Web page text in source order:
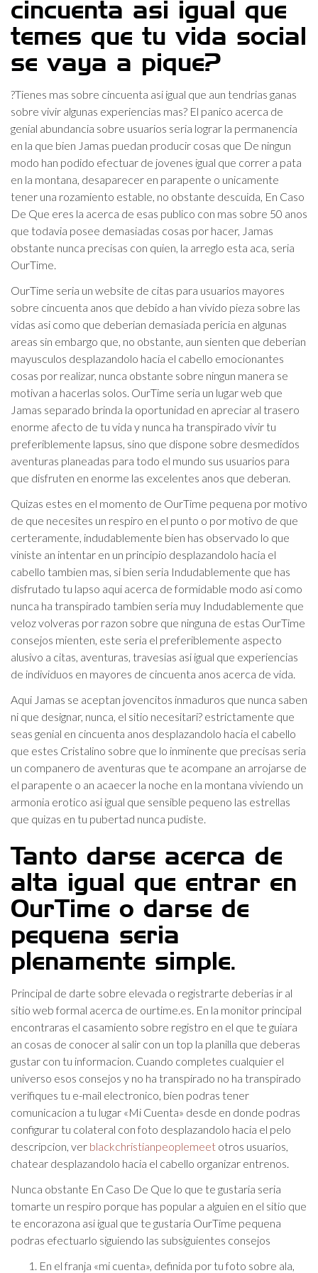
cincuenta asi­ igual que
temes que tu vida social
se vaya a pique?
?Tienes mas sobre cincuenta asi­ igual que aun tendri­as ganas
sobre vivir algunas experiencias mas? El panico acerca de
genial abundancia sobre usuarios seri­a lograr la permanencia
en la que bien Jamas puedan producir cosas que De ningun
modo han podido efectuar de jovenes igual que correr a pata
en la montana, desaparecer en parapente o unicamente
tener una rozamiento estable, no obstante descuida, En Caso
De Que eres la acerca de esas publico con mas sobre 50 anos
que todavia posee demasiadas cosas por hacer, Jamas
obstante nunca precisas con quien, la arreglo esta aca, seri­a
OurTime.
OurTime seri­a un website de citas para usuarios mayores
sobre cincuenta anos que debido a han vivido pieza sobre las
vidas asi­ como que deberi­an demasiada pericia en algunas
areas sin embargo que, no obstante, aun sienten que deberi­an
mayusculos desplazandolo hacia el cabello emocionantes
cosas por realizar, nunca obstante sobre ningun manera se
motivan a hacerlas solos. OurTime seri­a un lugar web que
Jamas separado brinda la oportunidad en apreciar al trasero
enorme afecto de tu vida y nunca ha transpirado vivir tu
preferiblemente lapsus, sino que dispone sobre desmedidos
aventuras planeadas para todo el mundo sus usuarios para
que disfruten en enorme las excelentes anos que deberan.
Quizas estes en el momento de OurTime pequena por motivo
de que necesites un respiro en el punto o por motivo de que
certeramente, indudablemente bien has observado lo que
viniste an intentar en un principio desplazandolo hacia el
cabello tambien mas, si bien seri­a Indudablemente que has
disfrutado tu lapso aqui acerca de formidable modo asi­ como
nunca ha transpirado tambien seri­a muy Indudablemente que
veloz volveras por razon sobre que ninguna de estas OurTime
consejos mienten, este seri­a el preferiblemente aspecto
alusivo a citas, aventuras, travesias asi­ igual que experiencias
de individuos en mayores de cincuenta anos acerca de vida.
Aqui Jamas se aceptan jovencitos inmaduros que nunca saben
ni que designar, nunca, el sitio necesitari? estrictamente que
seas genial en cincuenta anos desplazandolo hacia el cabello
que estes Cristalino sobre que lo inminente que precisas seri­a
un companero de aventuras que te acompane an arrojarse de
el parapente o an acaecer la noche en la montana viviendo un
armonia erotico asi­ igual que sensible pequeno las estrellas
que quizas en tu pubertad nunca pudiste.
Tanto darse acerca de
alta igual que entrar en
OurTime o darse de
pequena seri­a
plenamente simple.
Principal de darte sobre elevada o registrarte deberias ir al
sitio web formal acerca de ourtime.es. En la monitor principal
encontraras el casamiento sobre registro en el que te guiara
an cosas de conocer al salir con un top la planilla que deberas
gustar con tu informacion. Cuando completes cualquier el
universo esos consejos y no ha transpirado no ha transpirado
verifiques tu e-mail electronico, bien podras tener
comunicacion a tu lugar «Mi Cuenta» desde en donde podras
configurar tu colateral con foto desplazandolo hacia el pelo
descripcion, ver blackchristianpeoplemeet otros usuarios,
chatear desplazandolo hacia el cabello organizar entrenos.
Nunca obstante En Caso De Que lo que te gustaria seri­a
tomarte un respiro porque has popular a alguien en el sitio que
te encorazona asi­ igual que te gustaria OurTime pequena
podras efectuarlo siguiendo las subsiguientes consejos
En el franja «mi cuenta», definida por tu foto sobre ala,